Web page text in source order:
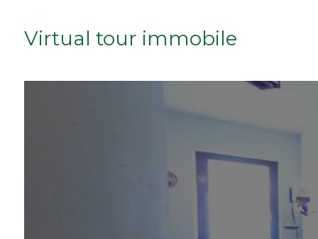
Virtual tour immobile